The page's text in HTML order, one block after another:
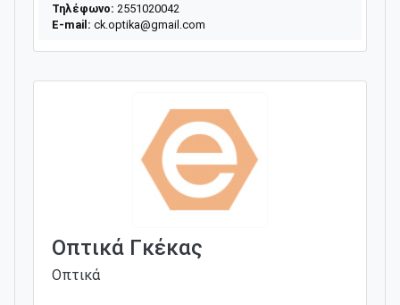
Τηλέφωνο: 2551020042
E-mail: ck.optika@gmail.com
Οπτικά Γκέκας
Οπτικά